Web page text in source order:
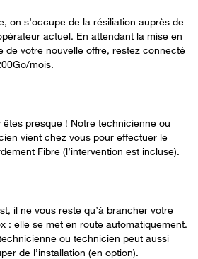
on s’occupe de la résiliation auprès de
actuel. En attendant la mise en
de votre nouvelle offre, restez connecté
mois.
êtes presque ! Notre technicienne ou
vient chez vous pour effectuer le
Fibre (l’intervention est incluse).
il ne vous reste qu’à brancher votre
: elle se met en route automatiquement.
ou technicien peut aussi
de l’installation (en option).